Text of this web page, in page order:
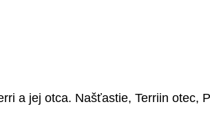
a jej otca. Našťastie, Terriin otec,